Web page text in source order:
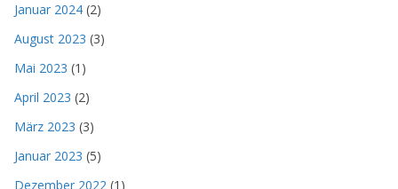
Januar 2024 (2)
August 2023 (3)
Mai 2023 (1)
April 2023 (2)
März 2023 (3)
Januar 2023 (5)
Dezember 2022 (1)